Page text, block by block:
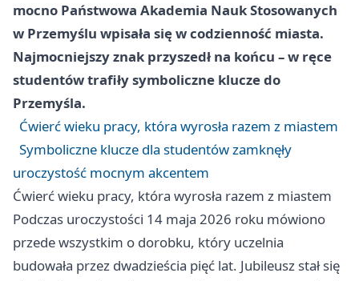
mocno Państwowa Akademia Nauk Stosowanych
w Przemyślu wpisała się w codzienność miasta.
Najmocniejszy znak przyszedł na końcu – w ręce
studentów trafiły symboliczne klucze do
Przemyśla.
Ćwierć wieku pracy, która wyrosła razem z miastem
Symboliczne klucze dla studentów zamknęły
uroczystość mocnym akcentem
Ćwierć wieku pracy, która wyrosła razem z miastem
Podczas uroczystości 14 maja 2026 roku mówiono
przede wszystkim o dorobku, który uczelnia
budowała przez dwadzieścia pięć lat. Jubileusz stał się